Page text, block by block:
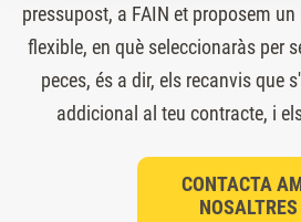
pressupost, a FAIN et proposem
flexible, en què seleccionaràs per
peces, és a dir, els recanvis que
addicional al teu contracte, i
CONTACTA
NOSALTRES